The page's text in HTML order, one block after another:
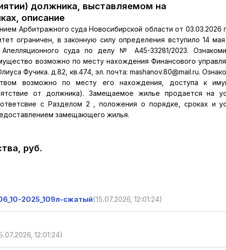
должника, выставляемом на
описание
Арбитражного суда Новосибирской области от 03.03.2026
ограничен, в законную силу определения вступило 14
суда по делу № А45-33281/2023.
возможно по месту нахождения Финансового
Фучика. д.82, кв.474, эл. почта: mashanov.80@mail.ru.
возможно по месту его нахождения, доступа к
от должника). Замещаемое жилье продается на
с Разделом 2 , положения о порядке, сроках и
замещающего жилья.
руб.
2025_109л-сжатый(15.07.2026, 12:01:24)
12:01:24)